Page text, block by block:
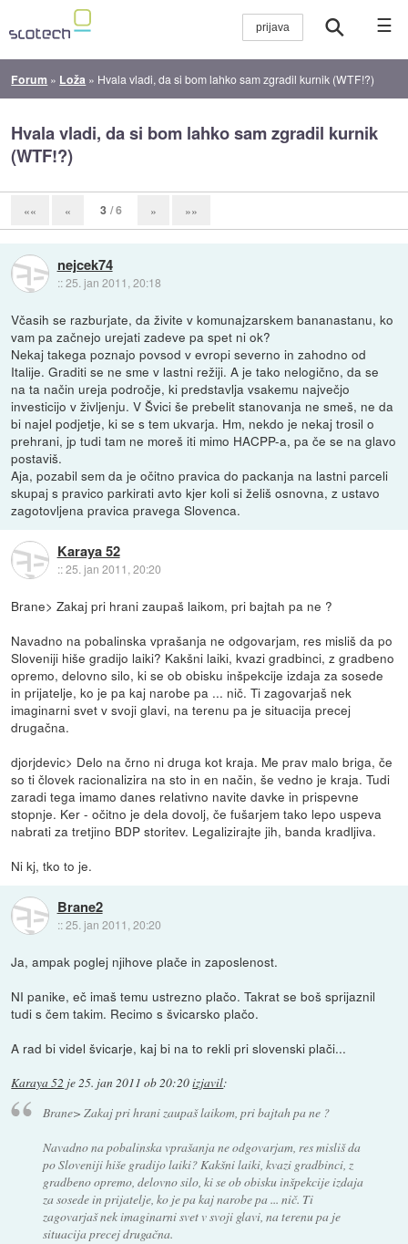
☰
Forum » Loža » Hvala vladi, da si bom lahko sam zgradil kurnik (WTF!?)
Hvala vladi, da si bom lahko sam zgradil kurnik
(WTF!?)
«« « 3 / 6 » »»
nejcek74
::25. jan 2011, 20:18
Včasih se razburjate, da živite v komunajzarskem bananastanu, ko
vam pa začnejo urejati zadeve pa spet ni ok?
Nekaj takega poznajo povsod v evropi severno in zahodno od
Italije. Graditi se ne sme v lastni režiji. A je tako nelogično, da se
na ta način ureja področje, ki predstavlja vsakemu največjo
investicijo v življenju. V Švici še prebelit stanovanja ne smeš, ne da
bi najel podjetje, ki se s tem ukvarja. Hm, nekdo je nekaj trosil o
prehrani, jp tudi tam ne moreš iti mimo HACPP-a, pa če se na glavo
postaviš.
Aja, pozabil sem da je očitno pravica do packanja na lastni parceli
skupaj s pravico parkirati avto kjer koli si želiš osnovna, z ustavo
zagotovljena pravica pravega Slovenca.
Karaya 52
::25. jan 2011, 20:20
Brane> Zakaj pri hrani zaupaš laikom, pri bajtah pa ne ?
Navadno na pobalinska vprašanja ne odgovarjam, res misliš da po
Sloveniji hiše gradijo laiki? Kakšni laiki, kvazi gradbinci, z gradbeno
opremo, delovno silo, ki se ob obisku inšpekcije izdaja za sosede
in prijatelje, ko je pa kaj narobe pa ... nič. Ti zagovarjaš nek
imaginarni svet v svoji glavi, na terenu pa je situacija precej
drugačna.
djorjdevic> Delo na črno ni druga kot kraja. Me prav malo briga, če
so ti človek racionalizira na sto in en način, še vedno je kraja. Tudi
zaradi tega imamo danes relativno navite davke in prispevne
stopnje. Ker - očitno je dela dovolj, če fušarjem tako lepo uspeva
nabrati za tretjino BDP storitev. Legalizirajte jih, banda kradljiva.
Ni kj, tko to je.
Brane2
::25. jan 2011, 20:20
Ja, ampak poglej njihove plače in zaposlenost.
NI panike, eč imaš temu ustrezno plačo. Takrat se boš sprijaznil
tudi s čem takim. Recimo s švicarsko plačo.
A rad bi videl švicarje, kaj bi na to rekli pri slovenski plači...
Karaya 52 je25. jan 2011 ob 20:20izjavil:
Brane> Zakaj pri hrani zaupaš laikom, pri bajtah pa ne ?
Navadno na pobalinska vprašanja ne odgovarjam, res misliš da
po Sloveniji hiše gradijo laiki? Kakšni laiki, kvazi gradbinci, z
gradbeno opremo, delovno silo, ki se ob obisku inšpekcije izdaja
za sosede in prijatelje, ko je pa kaj narobe pa ... nič. Ti
zagovarjaš nek imaginarni svet v svoji glavi, na terenu pa je
situacija precej drugačna.